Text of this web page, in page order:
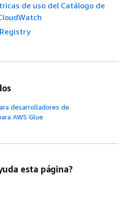
de uso del Catálogo de
desarrolladores de
AWS Glue
esta página?